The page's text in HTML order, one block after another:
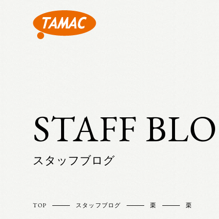
STAFF
スタッフブログ
TOP スタッフブログ 栗 栗